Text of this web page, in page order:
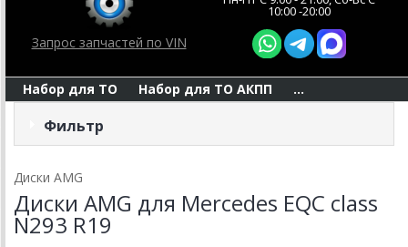
Запрос запчастей по VIN
10:00 -20:00
Набор для ТО Набор для ТО АКПП ...
Фильтр
Диски AMG
Диски AMG для Mercedes EQC class
N293 R19